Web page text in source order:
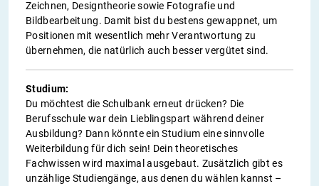
Zeichnen, Designtheorie sowie Fotografie und
Bildbearbeitung. Damit bist du bestens gewappnet, um
Positionen mit wesentlich mehr Verantwortung zu
übernehmen, die natürlich auch besser vergütet sind.
Studium:
Du möchtest die Schulbank erneut drücken? Die
Berufsschule war dein Lieblingspart während deiner
Ausbildung? Dann könnte ein Studium eine sinnvolle
Weiterbildung für dich sein! Dein theoretisches
Fachwissen wird maximal ausgebaut. Zusätzlich gibt es
unzählige Studiengänge, aus denen du wählen kannst –